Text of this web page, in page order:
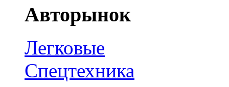
Авторынок
Легковые
Спецтехника